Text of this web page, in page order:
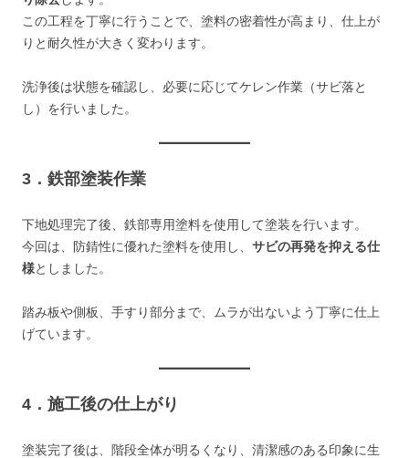
この工程を丁寧に行うことで、塗料の密着性が高まり、仕上が
りと耐久性が大きく変わります。
洗浄後は状態を確認し、必要に応じてケレン作業（サビ落と
し）を行いました。
3．鉄部塗装作業
下地処理完了後、鉄部専用塗料を使用して塗装を行います。
今回は、防錆性に優れた塗料を使用し、 サビの再発を抑える仕
様としました。
踏み板や側板、手すり部分まで、ムラが出ないよう丁寧に仕上
げています。
4．施工後の仕上がり
塗装完了後は、階段全体が明るくなり、清潔感のある印象に生